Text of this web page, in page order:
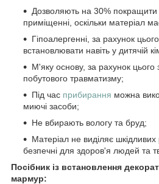
Дозволяють на 30% покращити
приміщенні, оскільки матеріал
Гіпоалергенні, за рахунок
встановлювати навіть у дитячій
М'яку основу, за рахунок цього
побутового травматизму;
Під час прибирання можна
миючі засоби;
Не вбирають вологу та бруд;
Матеріал не виділяє
безпечні для здоров'я людей та
Посібник із встановлення
мармур: